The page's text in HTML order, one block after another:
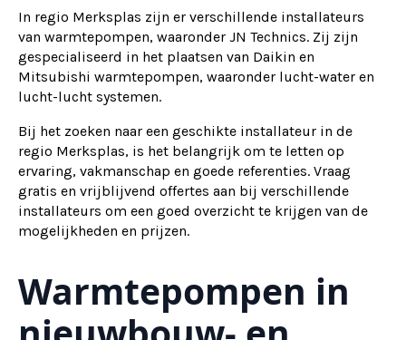
In regio Merksplas zijn er verschillende installateurs
van warmtepompen, waaronder JN Technics. Zij zijn
gespecialiseerd in het plaatsen van Daikin en
Mitsubishi warmtepompen, waaronder lucht-water en
lucht-lucht systemen.
Bij het zoeken naar een geschikte installateur in de
regio Merksplas, is het belangrijk om te letten op
ervaring, vakmanschap en goede referenties. Vraag
gratis en vrijblijvend offertes aan bij verschillende
installateurs om een goed overzicht te krijgen van de
mogelijkheden en prijzen.
Warmtepompen in